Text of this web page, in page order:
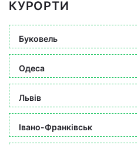
КУРОРТИ
Буковель
Одеса
Львів
Івано-Франківськ